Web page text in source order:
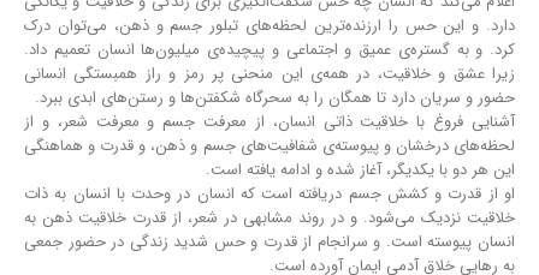
دارد. و این حس را ارزنده‌ترین لحظه‌های تبلور جسم و ذهن، می‌توان درک
کرد. و به گستره‌ی عمیق و اجتماعی و پیچیده‌ی میلیون‌ها انسان تعمیم داد.
زیرا عشق و خلاقیت، در همه‌ی این منحنی پر رمز و راز همبستگی انسانی
حضور و سریان دارد تا همگان را به سحرگاه شکفتن‌ها و رستن‌های ابدی ببرد.
آشنایی فروغ با خلاقیت ذاتی انسان، از معرفت جسم و معرفت شعر، و از
لحظه‌های درخشان و پیوسته‌ی شفافیت‌های جسم و ذهن، و قدرت و هماهنگی
این هر دو با یکدیگر، آغاز شده و ادامه یافته ‌است.
او از قدرت و کشش جسم دریافته‌ است که انسان در وحدت با انسان به ذات
خلاقیت نزدیک می‌شود. و در روند مشابهی در شعر، از قدرت خلاقیت ذهن به
انسان پیوسته ‌است. و سرانجام از قدرت و حس شدید زندگی در حضور جمعی
به رهایی خلاق آدمی ایمان آورده ‌است.